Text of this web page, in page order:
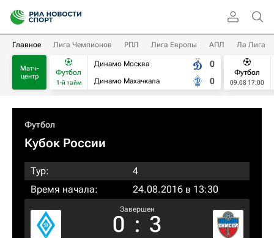
Главное Лига Чемпионов РПЛ Лига Европы АПЛ Ла Лига
Матч-
центр
Футбол
1-й тайм
Динамо Москва
Динамо Махачкала
0
0
Футбол
09.08 17:00
Футбол
Кубок России
Тур:
4
Время начала:
24.08.2016 в 13:30
Завершен
0 : 3